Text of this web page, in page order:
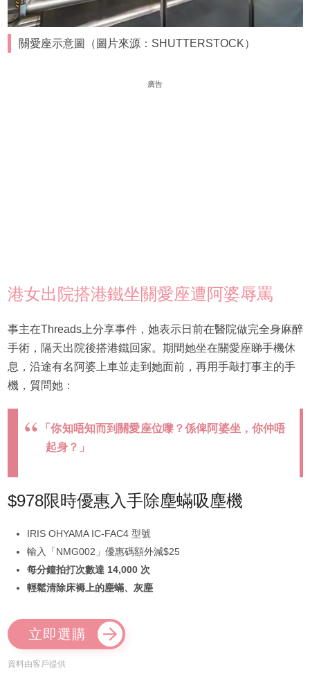
關愛座示意圖（圖片來源：SHUTTERSTOCK）
廣告
港女出院搭港鐵坐關愛座遭阿婆辱罵
事主在Threads上分享事件，她表示日前在醫院做完全身麻醉
手術，隔天出院後搭港鐵回家。期間她坐在關愛座睇手機休
息，沿途有名阿婆上車並走到她面前，再用手敲打事主的手
機，質問她：
「你知唔知而到關愛座位嚟？係俾阿婆坐，你仲唔
起身？」
$978限時優惠入手除塵蟎吸塵機
IRIS OHYAMA IC-FAC4 型號
輸入「NMG002」優惠碼額外減$25
每分鐘拍打次數達 14,000 次
輕鬆清除床褥上的塵蟎、灰塵
立即選購
資料由客戶提供